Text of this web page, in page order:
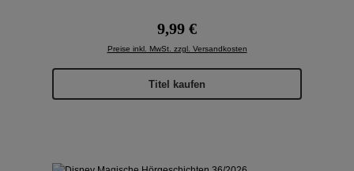
Regulärer Preis:
9,99 €
Preise inkl. MwSt. zzgl. Versandkosten
Titel kaufen